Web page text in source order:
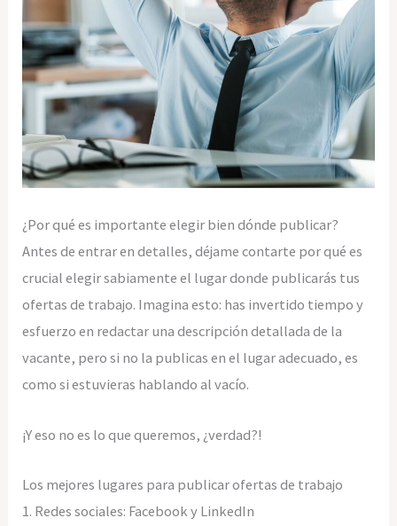
¿Por qué es importante elegir bien dónde publicar?
Antes de entrar en detalles, déjame contarte por qué es
crucial elegir sabiamente el lugar donde publicarás tus
ofertas de trabajo. Imagina esto: has invertido tiempo y
esfuerzo en redactar una descripción detallada de la
vacante, pero si no la publicas en el lugar adecuado, es
como si estuvieras hablando al vacío.
¡Y eso no es lo que queremos, ¿verdad?!
Los mejores lugares para publicar ofertas de trabajo
1. Redes sociales: Facebook y LinkedIn